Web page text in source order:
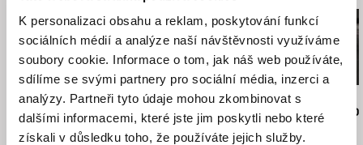
K personalizaci obsahu a reklam, poskytování funkcí
sociálních médií a analýze naší návštěvnosti využíváme
soubory cookie. Informace o tom, jak náš web používáte,
sdílíme se svými partnery pro sociální média, inzerci a
analýzy. Partneři tyto údaje mohou zkombinovat s
dalšími informacemi, které jste jim poskytli nebo které
získali v důsledku toho, že používáte jejich služby.
Jiří Menzel
Na samotě u lesa
Nikolas Sand
léto09
Martin Hollý
Případ pro